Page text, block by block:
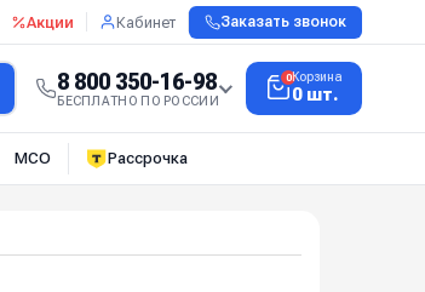
Акции Кабинет Заказать звонок
8 800 350-16-98
БЕСПЛАТНО ПО РОССИИ
0Корзина
0 шт.
МСО Рассрочка